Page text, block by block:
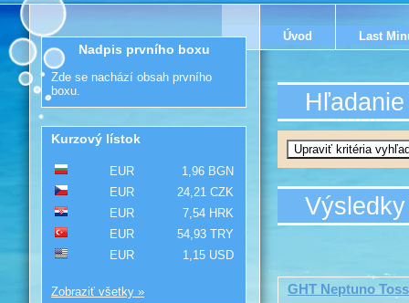
Úvod Last
GHT Neptuno
Nadpis prvního boxu
Zde se nachází obsah prvního
boxu.
Kurzový lístok
EUR
1,96 BGN
EUR
24,21 CZK
EUR
7,54 HRK
EUR
54,93 TRY
EUR
1,15 USD
Zobraziť všetky »